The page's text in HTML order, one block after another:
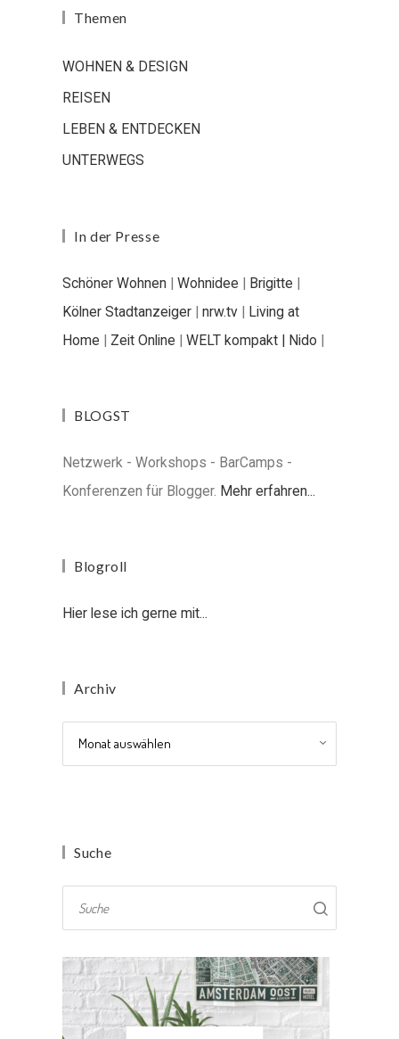
Themen
WOHNEN & DESIGN
REISEN
LEBEN & ENTDECKEN
UNTERWEGS
In der Presse
Schöner Wohnen | Wohnidee | Brigitte |
Kölner Stadtanzeiger | nrw.tv | Living at
Home | Zeit Online | WELT kompakt | Nido |
BLOGST
Netzwerk - Workshops - BarCamps -
Konferenzen für Blogger. Mehr erfahren...
Blogroll
Hier lese ich gerne mit...
Archiv
Suche